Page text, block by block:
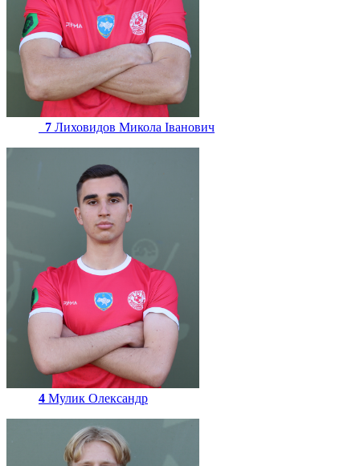
7 Лиховидов Микола Іванович
4 Мулик Олександр